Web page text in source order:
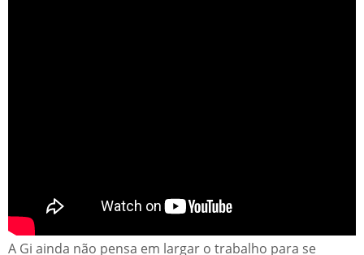
A Gi ainda não pensa em largar o trabalho para se